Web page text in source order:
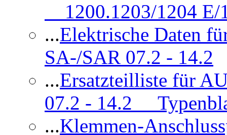
1200.1203/1204 E/
...Elektrische Daten
SA-/SAR 07.2 - 14.2
...Ersatzteilliste für
07.2 - 14.2
...Klemmen-